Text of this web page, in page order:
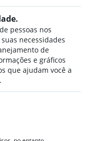
pessoas nos
necessidades
de
e gráficos
que ajudam você a